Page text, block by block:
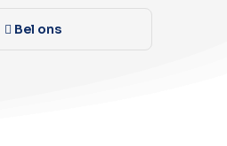
Bel ons